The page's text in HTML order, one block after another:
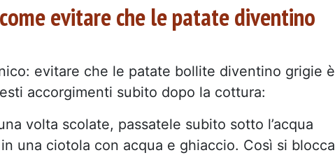
evitare che le patate diventino
evitare che le patate bollite diventino grigie è
accorgimenti subito dopo la cottura:
volta scolate, passatele subito sotto l’acqua
una ciotola con acqua e ghiaccio. Così si blocca